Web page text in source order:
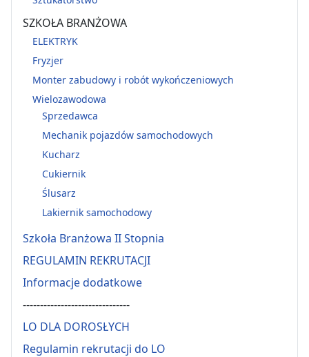
SZKOŁA BRANŻOWA
ELEKTRYK
Fryzjer
Monter zabudowy i robót wykończeniowych
Wielozawodowa
Sprzedawca
Mechanik pojazdów samochodowych
Kucharz
Cukiernik
Ślusarz
Lakiernik samochodowy
Szkoła Branżowa II Stopnia
REGULAMIN REKRUTACJI
Informacje dodatkowe
-------------------------------
LO DLA DOROSŁYCH
Regulamin rekrutacji do LO